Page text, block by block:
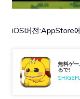
iOS버전:AppStore
無料ゲ
るで!